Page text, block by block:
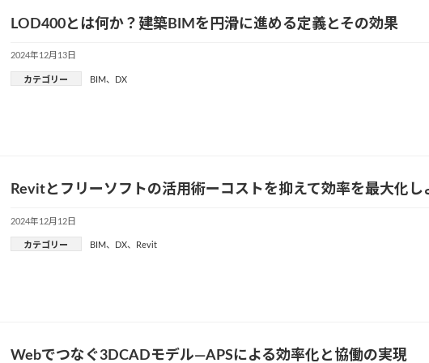
LOD400とは何か？建築BIMを円滑に進める定義とその効果
2024年12月13日
カテゴリー BIM、 DX
Revitとフリーソフトの活用術ーコストを抑えて効率を最大化し
2024年12月12日
カテゴリー BIM、 DX、 Revit
Webでつなぐ3DCADモデル—APSによる効率化と協働の実現